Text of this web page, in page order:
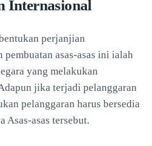
Internasional
perjanjian
asas-asas ini ialah
yang melakukan
jika terjadi pelanggaran
pelanggaran harus bersedia
Asas-asas tersebut.